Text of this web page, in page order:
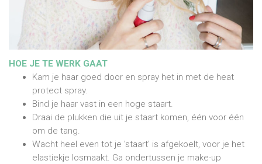
HOE JE TE WERK GAAT
Kam je haar goed door en spray het in met de heat
protect spray.
Bind je haar vast in een hoge staart.
Draai de plukken die uit je staart komen, één voor één
om de tang.
Wacht heel even tot je 'staart' is afgekoelt, voor je het
elastiekje losmaakt. Ga ondertussen je make-up